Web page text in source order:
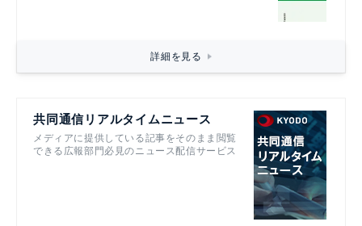
詳細を見る
共同通信リアルタイムニュース
メディアに提供している記事をそのまま閲覧
できる広報部門必見のニュース配信サービス